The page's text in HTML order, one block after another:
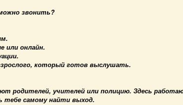
звонить?
или онлайн.
который готов выслушать.
родителей, учителей или полицию. Здесь
тебе самому найти выход.